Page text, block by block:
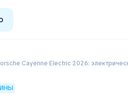
Porsche Cayenne Electric 2026: